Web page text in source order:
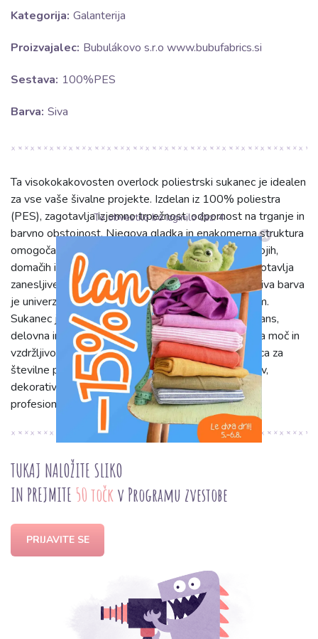
Kategorija: Galanterija
Proizvajalec: Bubulákovo s.r.o www.bubufabrics.si
Sestava: 100%PES
Barva: Siva
Ta visokokakovosten overlock poliestrski sukanec je idealen
za vse vaše šivalne projekte. Izdelan iz 100% poliestra
(PES), zagotavlja izjemno trpežnost, odpornost na trganje in
barvno obstojnost. Njegova gladka in enakomerna struktura
omogoča brezhibno delovanje na vseh overlock strojih,
domačih in industrijskih. Visoka natezna trdnost zagotavlja
zanesljive in trajne šive, tudi po pogostem pranju. Siva barva
je univerzalna in se odlično poda k različnim tkaninam.
Sukanec je idealen za robustne materiale, kot so jeans,
delovna in zunanja oblačila, kjer je potrebna dodatna moč in
vzdržljivost. Z 2700 metri boste imeli dovolj sukanca za
številne projekte. Uporabite ga za obrobljanje robov,
dekorativne šive ali zapletene detajle in dosežite
profesionalen, trajen zaključek.
TUKAJ NALOŽITE SLIKO
IN PREJMITE 50 točk v Programu zvestobe
PRIJAVITE SE
To obvestilo bo izginilo čez:4